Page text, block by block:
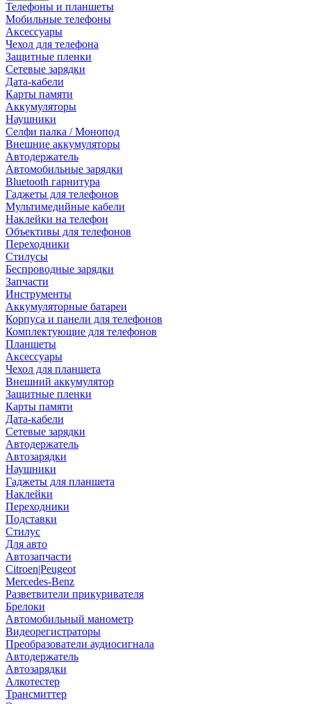
Телефоны и планшеты
Мобильные телефоны
Аксессуары
Чехол для телефона
Защитные пленки
Сетевые зарядки
Дата-кабели
Карты памяти
Аккумуляторы
Наушники
Селфи палка / Монопод
Внешние аккумуляторы
Автодержатель
Автомобильные зарядки
Bluetooth гарнитура
Гаджеты для телефонов
Мультимедийные кабели
Наклейки на телефон
Объективы для телефонов
Переходники
Стилусы
Беспроводные зарядки
Запчасти
Инструменты
Аккумуляторные батареи
Корпуса и панели для телефонов
Комплектующие для телефонов
Планшеты
Аксессуары
Чехол для планшета
Внешний аккумулятор
Защитные пленки
Карты памяти
Дата-кабели
Сетевые зарядки
Автодержатель
Автозарядки
Наушники
Гаджеты для планшета
Наклейки
Переходники
Подставки
Стилус
Для авто
Автозапчасти
Citroen|Peugeot
Mercedes-Benz
Разветвители прикуривателя
Брелоки
Автомобильный манометр
Видеорегистраторы
Преобразователи аудиосигнала
Автодержатель
Автозарядки
Алкотестер
Трансмиттер